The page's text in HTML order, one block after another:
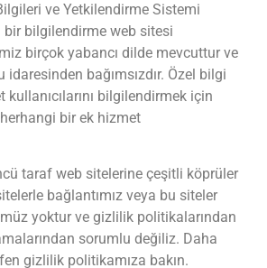
ve Yetkilendirme Sistemi
bir bilgilendirme web sitesi
birçok yabancı dilde mevcuttur ve
bağımsızdır. Özel bilgi
kullanıcılarını bilgilendirmek için
bir ek hizmet
taraf web sitelerine çeşitli köprüler
bağlantımız veya bu siteler
yoktur ve gizlilik politikalarından
sorumlu değiliz. Daha
gizlilik politikamıza bakın.